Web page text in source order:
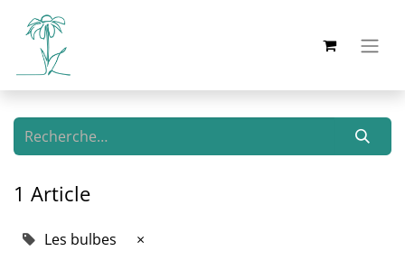
1 Article
Les bulbes ×